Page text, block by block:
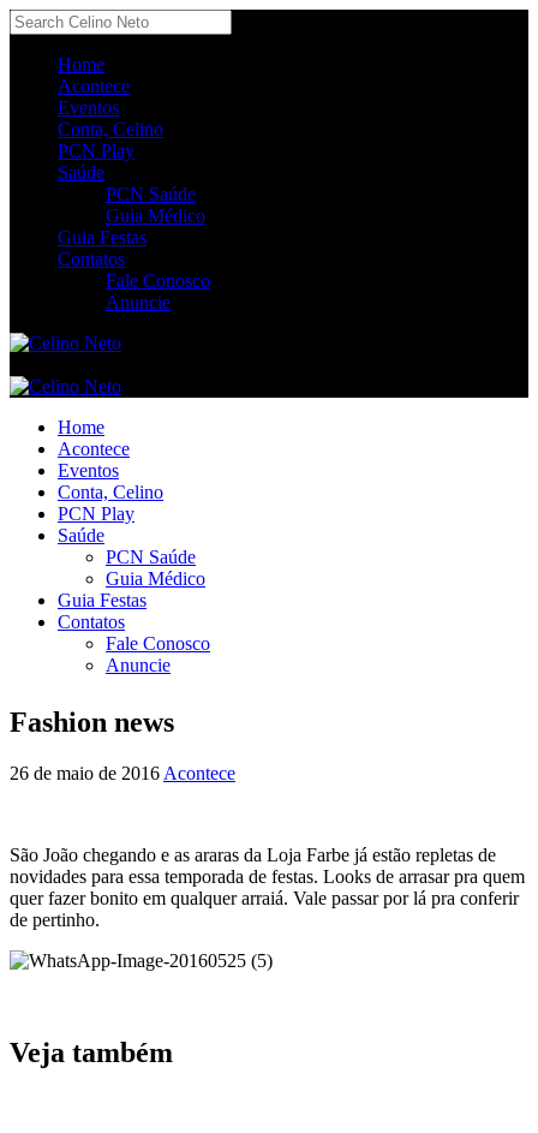
Home
Acontece
Eventos
Conta, Celino
PCN Play
Saúde
PCN Saúde
Guia Médico
Guia Festas
Contatos
Fale Conosco
Anuncie
Home
Acontece
Eventos
Conta, Celino
PCN Play
Saúde
PCN Saúde
Guia Médico
Guia Festas
Contatos
Fale Conosco
Anuncie
Fashion news
26 de maio de 2016 Acontece
São João chegando e as araras da Loja Farbe já estão repletas de
novidades para essa temporada de festas. Looks de arrasar pra quem
quer fazer bonito em qualquer arraiá. Vale passar por lá pra conferir
de pertinho.
Veja também